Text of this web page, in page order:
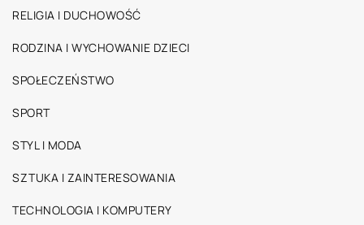
RELIGIA I DUCHOWOŚĆ
RODZINA I WYCHOWANIE DZIECI
SPOŁECZEŃSTWO
SPORT
STYL I MODA
SZTUKA I ZAINTERESOWANIA
TECHNOLOGIA I KOMPUTERY